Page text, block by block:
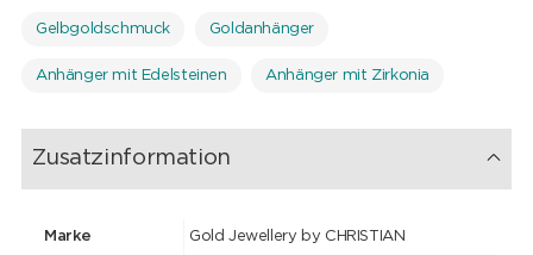
Gelbgoldschmuck Goldanhänger
Anhänger mit Edelsteinen Anhänger mit Zirkonia
Zusatzinformation
Marke Gold Jewellery by CHRISTIAN